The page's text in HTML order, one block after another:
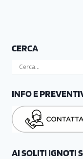
CERCA
INFO E
AI SOLITI IGNOTI